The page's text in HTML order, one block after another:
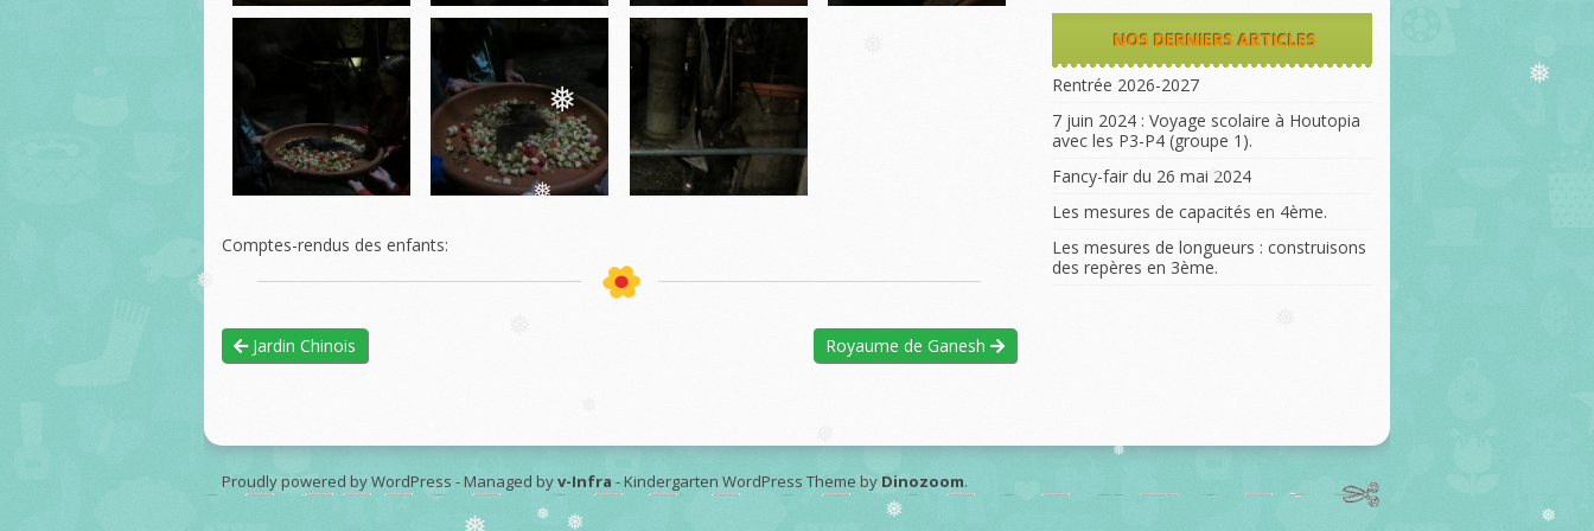
❅
❅
❅
❅
La Remise des Prix
Comptes-rendus des enfants:
Jardin Chinois Royaume de Ganesh
NOS DERNIERS ARTICLES
Rentrée 2026-2027
7 juin 2024 : Voyage scolaire à Houtopia
avec les P3-P4 (groupe 1).
Fancy-fair du 26 mai 2024
Les mesures de capacités en 4ème.
Les mesures de longueurs : construisons
des repères en 3ème.
Proudly powered by WordPress - Managed byv-Infra -Kindergarten WordPress Theme by Dinozoom.